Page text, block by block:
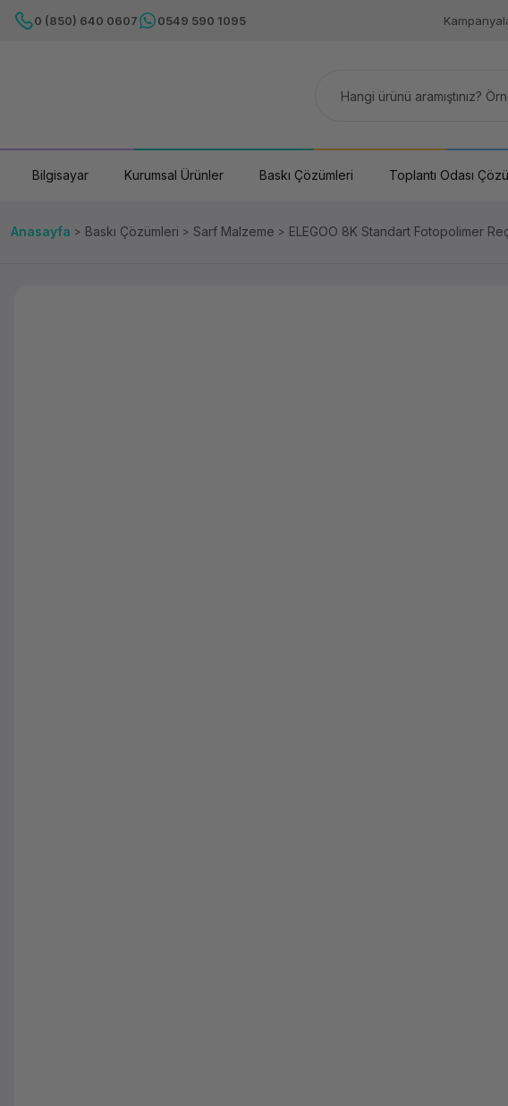
0 (850) 640 0607 0549 590 1095
Bilgisayar Kurumsal Ürünler Baskı Çözümleri Toplantı Odası
Anasayfa Baskı Çözümleri Sarf Malzeme ELEGOO 8K Standart Fotopolimer